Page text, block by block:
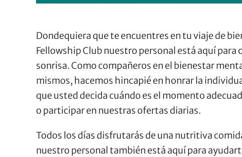
Dondequiera que te encuentres en tu viaje de
Fellowship Club nuestro personal está aquí
sonrisa. Como compañeros en el bienestar
mismos, hacemos hincapié en honrar la
que usted decida cuándo es el momento
o participar en nuestras ofertas diarias.
Todos los días disfrutarás de una nutritiva
nuestro personal también está aquí para